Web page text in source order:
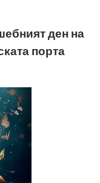
ден на
порта